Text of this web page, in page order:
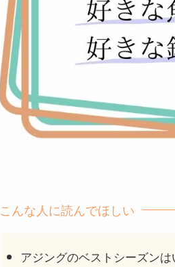
こんな人に読んでほしい
アジングのベストシーズンは